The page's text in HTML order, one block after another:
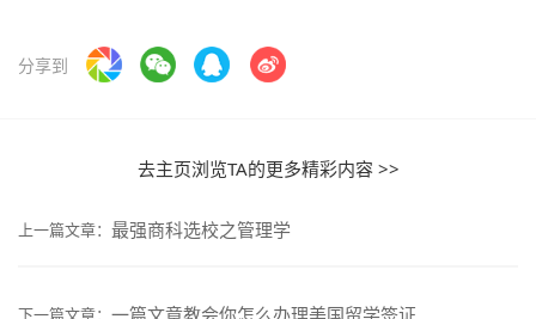
分享到
去主页浏览TA的更多精彩内容 >>
上一篇文章： 最强商科选校之管理学
下一篇文章： 一篇文章教会你怎么办理美国留学签证